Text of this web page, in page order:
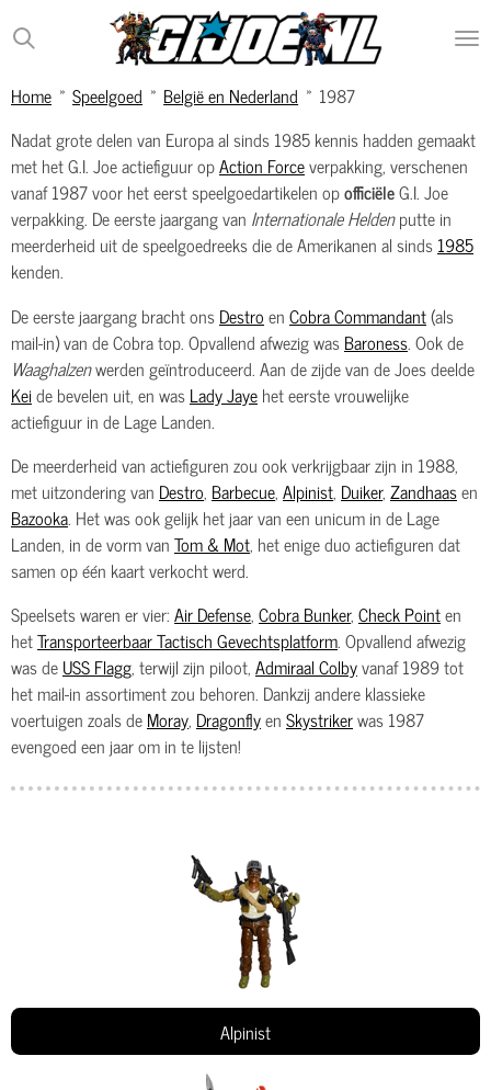
Ga
direct
de
Home » Speelgoed » België en Nederland » 1987
Nadat grote delen van Europa al sinds 1985 kennis hadden gemaakt
met het G.I. Joe actiefiguur opAction Forceverpakking, verschenen
vanaf 1987 voor het eerst speelgoedartikelen opofficiëleG.I. Joe
verpakking. De eerste jaargang van Internationale Heldenputte in
meerderheid uit de speelgoedreeks die de Amerikanen al sinds1985
kenden.
De eerste jaargang bracht onsDestroenCobra Commandant(als
mail-in) van de Cobra top. Opvallend afwezig wasBaroness. Ook de
Waaghalzenwerden geïntroduceerd. Aan de zijde van de Joes deelde
Keide bevelen uit, en wasLady Jayehet eerste vrouwelijke
actiefiguur in de Lage Landen.
De meerderheid van actiefiguren zou ook verkrijgbaar zijn in 1988,
met uitzondering van Destro, Barbecue,Alpinist, Duiker,Zandhaasen
Bazooka. Het was ook gelijk het jaar van een unicum in de Lage
Landen, in de vorm vanTom & Mot, het enige duo actiefiguren dat
samen op één kaart verkocht werd.
Speelsets waren er vier:Air Defense,Cobra Bunker,Check Pointen
hetTransporteerbaar Tactisch Gevechtsplatform. Opvallend afwezig
was deUSS Flagg, terwijl zijn piloot,Admiraal Colbyvanaf 1989 tot
het mail-in assortiment zou behoren. Dankzij andere klassieke
voertuigen zoals deMoray, DragonflyenSkystrikerwas 1987
evengoed een jaar om in te lijsten!
Alpinist